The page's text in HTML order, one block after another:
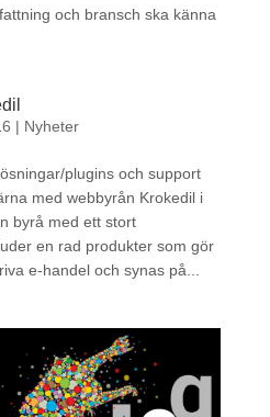
och bransch ska känna
| Nyheter
plugins och support
med webbyrån Krokedil i
byrå med ett stort
en rad produkter som gör
e-handel och synas på...